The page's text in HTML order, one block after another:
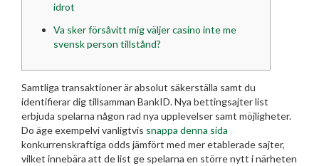
idrot
Va sker försåvitt mig väljer casino inte me
svensk person tillstånd?
Samtliga transaktioner är absolut säkerställa samt du
identifierar dig tillsamman BankID. Nya bettingsajter list
erbjuda spelarna någon rad nya upplevelser samt möjligheter.
Do äge exempelvi vanligtvis snappa denna sida
konkurrenskraftiga odds jämfört med mer etablerade sajter,
vilket innebära att de list ge spelarna en större nytt i närheten